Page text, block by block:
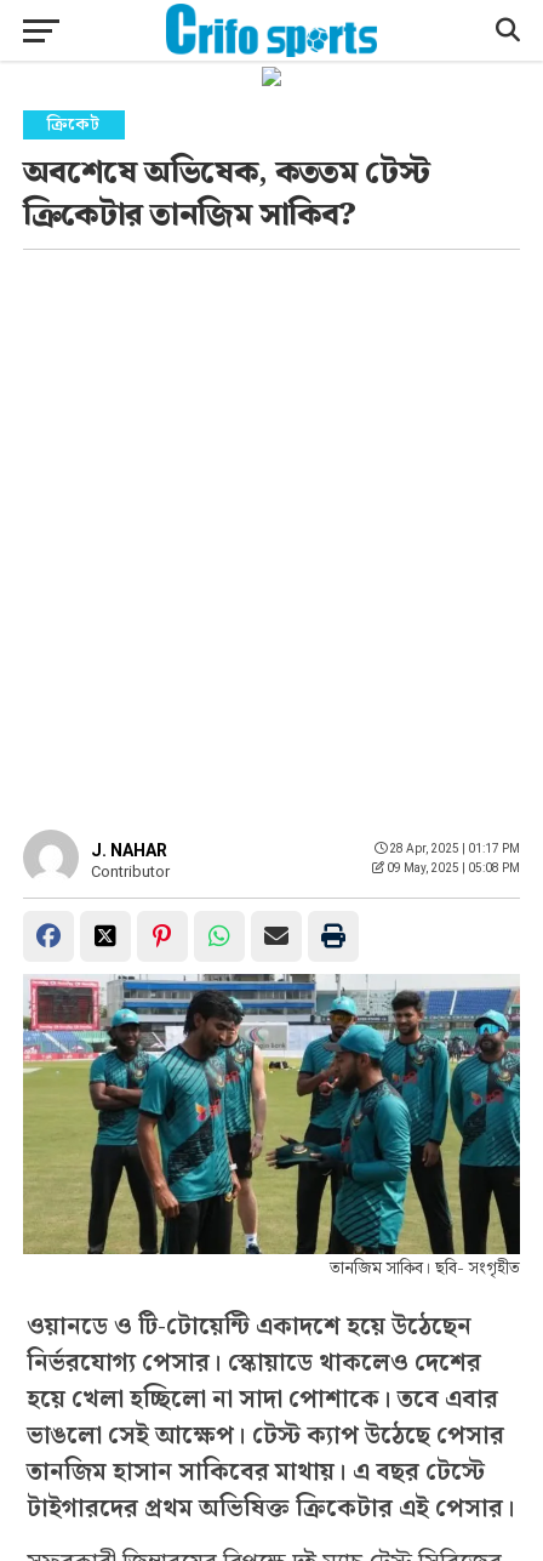
ক্রিকেট
অবশেষে অভিষেক, কততম টেস্ট
ক্রিকেটার তানজিম সাকিব?
J. NAHAR
Contributor
28 Apr, 2025 | 01:17 PM
09 May, 2025 | 05:08 PM
তানজিম সাকিব। ছবি- সংগৃহীত
ওয়ানডে ও টি-টোয়েন্টি একাদশে হয়ে উঠেছেন
নির্ভরযোগ্য পেসার। স্কোয়াডে থাকলেও দেশের
হয়ে খেলা হচ্ছিলো না সাদা পোশাকে। তবে এবার
ভাঙলো সেই আক্ষেপ। টেস্ট ক্যাপ উঠেছে পেসার
তানজিম হাসান সাকিবের মাথায়। এ বছর টেস্টে
টাইগারদের প্রথম অভিষিক্ত ক্রিকেটার এই পেসার।